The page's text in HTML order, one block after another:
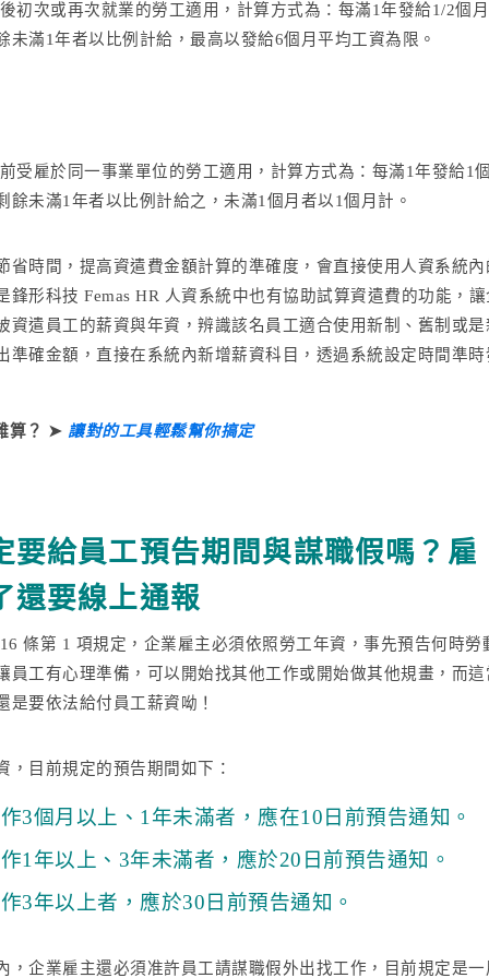
初次或再次就業的勞工適用，計算方式為：每滿1年發給1/2個月
未滿1年者以比例計給，最高以發給6個月平均工資為限。
受雇於同一事業單位的勞工適用，計算方式為：每滿1年發給1個
餘未滿1年者以比例計給之，未滿1個月者以1個月計。
省時間，提高資遣費金額計算的準確度，會直接使用人資系統內
鋒形科技 Femas HR 人資系統中也有協助試算資遣費的功能，讓
資遣員工的薪資與年資，辨識該名員工適合使用新制、舊制或是
準確金額，直接在系統內新增薪資科目，透過系統設定時間準時
算？ ➤ 讓對的工具輕鬆幫你搞定
要給員工預告期間與謀職假嗎？雇
還要線上通報
條第 1 項規定，企業雇主必須依照勞工年資，事先預告何時勞
員工有心理準備，可以開始找其他工作或開始做其他規畫，而這
是要依法給付員工薪資呦！
，目前規定的預告期間如下：
3個月以上、1年未滿者，應在10日前預告通知。
1年以上、3年未滿者，應於20日前預告通知。
3年以上者，應於30日前預告通知。
，企業雇主還必須准許員工請謀職假外出找工作，目前規定是一